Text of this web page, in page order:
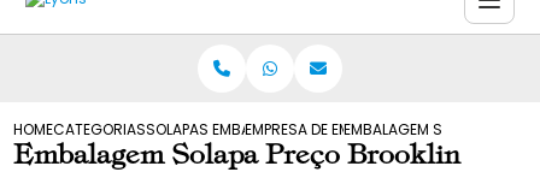
HOMECATEGORIASSOLAPAS EMBALAGENSEMPRESA DE EMBALAGENS SOLAPA
EMBALAGEM SOLAPA
Embalagem Solapa Preço Brooklin